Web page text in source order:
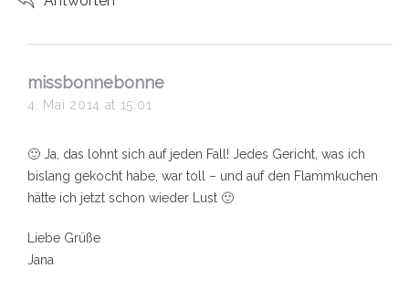
s
a
s
:
missbonnebonne
4. Mai 2014 at 15:01
🙂 Ja, das lohnt sich auf jeden Fall! Jedes Gericht, was ich
bislang gekocht habe, war toll – und auf den Flammkuchen
hätte ich jetzt schon wieder Lust 🙂
Liebe Grüße
Jana
r
h
f
r